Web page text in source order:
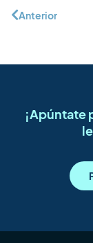
Anterior
¡Apúntate